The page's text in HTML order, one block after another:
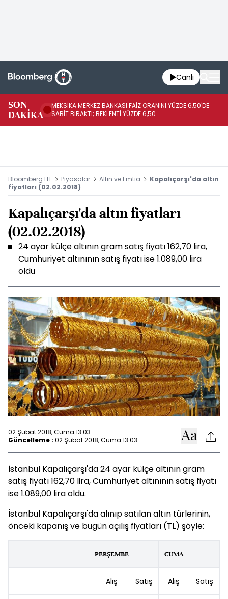
Canlı
SON
DAKİKA
MEKSİKA MERKEZ BANKASI FAİZ ORANINI YÜZDE 6,50'DE
SABİT BIRAKTI; BEKLENTİ YÜZDE 6,50
Bloomberg HT Piyasalar Altın ve Emtia
Kapalıçarşı'da altın
fiyatları (02.02.2018)
Kapalıçarşı'da altın fiyatları
(02.02.2018)
24 ayar külçe altının gram satış fiyatı 162,70 lira,
Cumhuriyet altınının satış fiyatı ise 1.089,00 lira
oldu
02 Şubat 2018, Cuma 13:03
Güncelleme : 02 Şubat 2018, Cuma 13:03
İstanbul Kapalıçarşı'da 24 ayar külçe altının gram
satış fiyatı 162,70 lira, Cumhuriyet altınının satış fiyatı
ise 1.089,00 lira oldu.
İstanbul Kapalıçarşı'da alınıp satılan altın türlerinin,
önceki kapanış ve bugün açılış fiyatları (TL) şöyle:
PERŞEMBE CUMA
Alış Satış Alış Satış